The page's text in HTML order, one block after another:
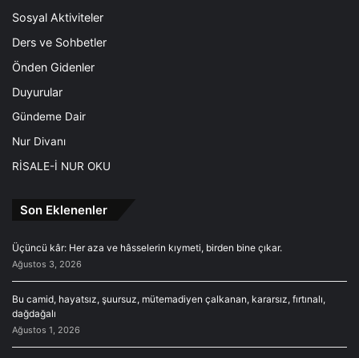
Sosyal Aktiviteler
Ders ve Sohbetler
Önden Gidenler
Duyurular
Gündeme Dair
Nur Divanı
RİSALE-İ NUR OKU
Son Eklenenler
Üçüncü kâr: Her aza ve hâsselerin kıymeti, birden bine çıkar.
Ağustos 3, 2026
Bu camid, hayatsız, şuursuz, mütemadiyen çalkanan, kararsız, fırtınalı,
dağdağalı
Ağustos 1, 2026